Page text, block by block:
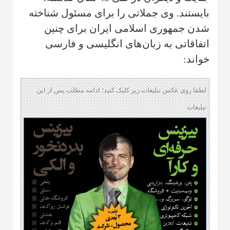
بایستند. وی جملاتی را برای مسئول شناخته
شدن جمهوری اسلامی ایران برای چنین
اتفاقاتی به زبان‌های انگلیسی و فارسی
خواند:
لطفا روی عکس تبلیغات زیر کلیک کنید؛ ادامه مطلب پس از این
تبلیغات